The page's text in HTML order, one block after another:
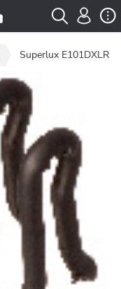
Superlux E101DXLR